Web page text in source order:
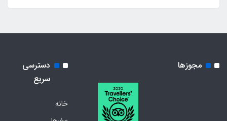
مجوزها
دسترسی
سریع
خانه